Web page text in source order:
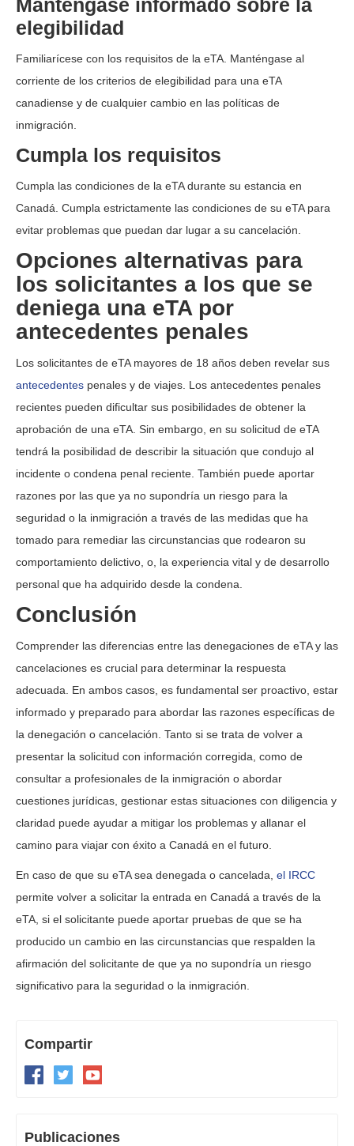
Manténgase informado sobre la
elegibilidad
Familiarícese con los requisitos de la eTA. Manténgase al
corriente de los criterios de elegibilidad para una eTA
canadiense y de cualquier cambio en las políticas de
inmigración.
Cumpla los requisitos
Cumpla las condiciones de la eTA durante su estancia en
Canadá. Cumpla estrictamente las condiciones de su eTA para
evitar problemas que puedan dar lugar a su cancelación.
Opciones alternativas para
los solicitantes a los que se
deniega una eTA por
antecedentes penales
Los solicitantes de eTA mayores de 18 años deben revelar sus
antecedentes penales y de viajes. Los antecedentes penales
recientes pueden dificultar sus posibilidades de obtener la
aprobación de una eTA. Sin embargo, en su solicitud de eTA
tendrá la posibilidad de describir la situación que condujo al
incidente o condena penal reciente. También puede aportar
razones por las que ya no supondría un riesgo para la
seguridad o la inmigración a través de las medidas que ha
tomado para remediar las circunstancias que rodearon su
comportamiento delictivo, o, la experiencia vital y de desarrollo
personal que ha adquirido desde la condena.
Conclusión
Comprender las diferencias entre las denegaciones de eTA y las
cancelaciones es crucial para determinar la respuesta
adecuada. En ambos casos, es fundamental ser proactivo, estar
informado y preparado para abordar las razones específicas de
la denegación o cancelación. Tanto si se trata de volver a
presentar la solicitud con información corregida, como de
consultar a profesionales de la inmigración o abordar
cuestiones jurídicas, gestionar estas situaciones con diligencia y
claridad puede ayudar a mitigar los problemas y allanar el
camino para viajar con éxito a Canadá en el futuro.
En caso de que su eTA sea denegada o cancelada, el IRCC
permite volver a solicitar la entrada en Canadá a través de la
eTA, si el solicitante puede aportar pruebas de que se ha
producido un cambio en las circunstancias que respalden la
afirmación del solicitante de que ya no supondría un riesgo
significativo para la seguridad o la inmigración.
Compartir
Publicaciones